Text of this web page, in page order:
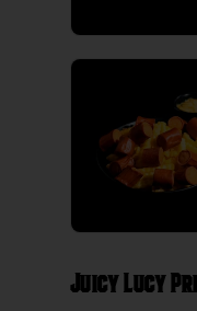
Juicy Lucy